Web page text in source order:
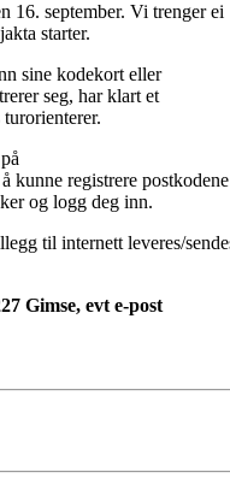
16. september. Vi trenger ei
starter.
sine kodekort eller
seg, har klart et
kunne registrere postkodene
og logg deg inn.
til internett leveres/
Gimse, evt e-post